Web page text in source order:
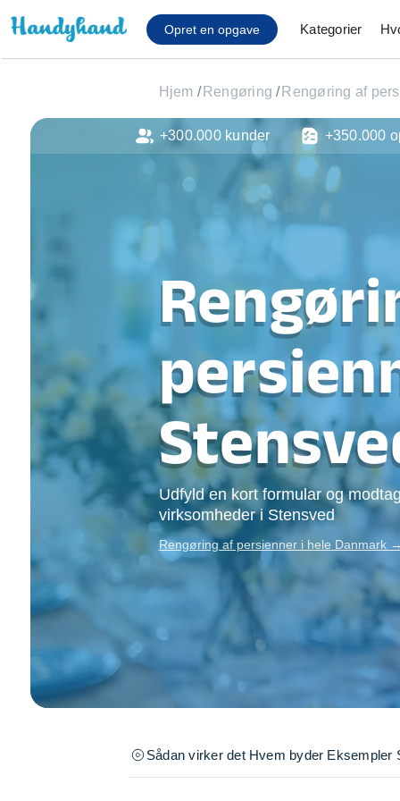
Opret en opgave Kategorier
Affaldsfjernelse
Afhentning af
Anlæg af terrasse
Hårde hvidevare
Hjælp til mobil, pc,
Installation af
Møbelsamling og
Ophængning af
Tømrer
Tunge løft
Underholdning
Se alle...
Hjem / Rengøring / Rengøring af
Udfyld en kort formular og
virksomheder i Stensved
Rengøring af persienner i hele Danmark
+300.000 kunder +350.000
Sådan virker det Hvem byder Eksempler